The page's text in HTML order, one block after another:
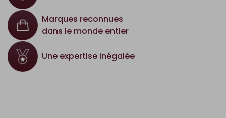
Marques reconnues
dans le monde entier
Une expertise inégalée